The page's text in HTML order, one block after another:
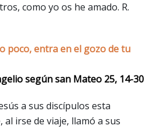
como yo os he amado. R.
poco, entra en el gozo de tu
según san Mateo 25, 14-30
a sus discípulos esta
irse de viaje, llamó a sus